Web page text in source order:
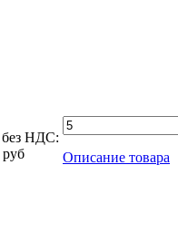
НДС:
руб Описание товара